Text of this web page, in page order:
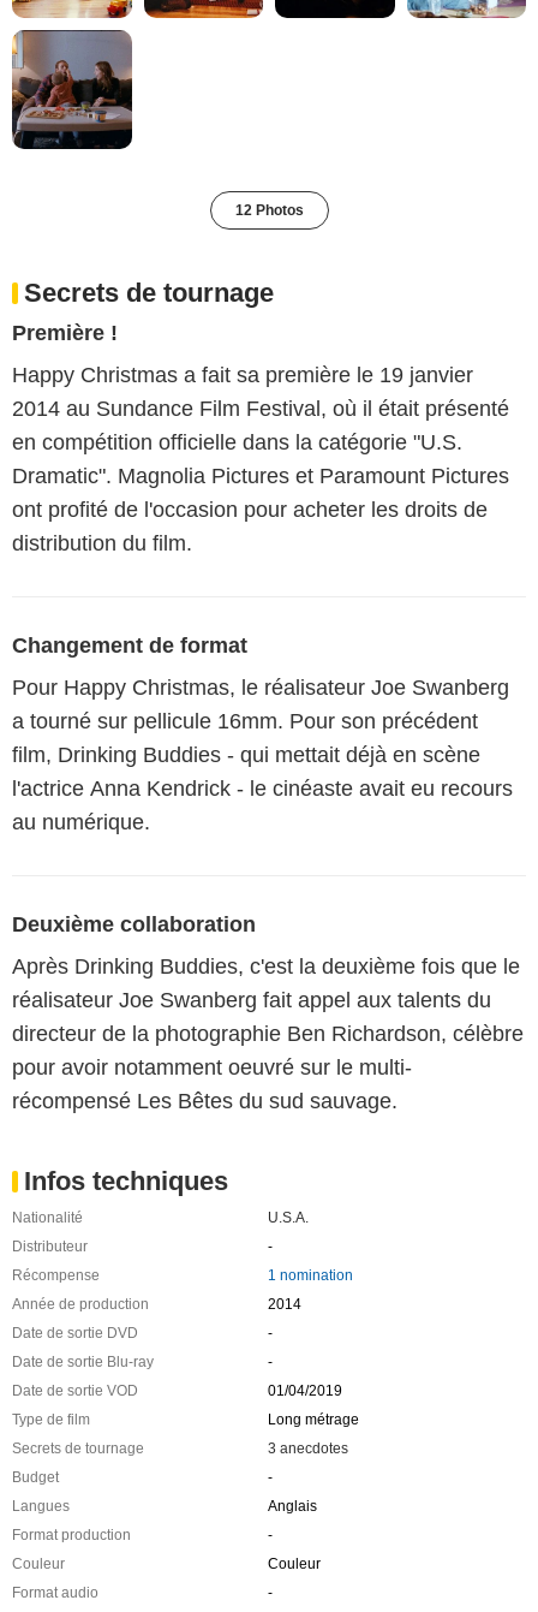
12 Photos
Secrets de tournage
Première !
Happy Christmas a fait sa première le 19 janvier
2014 au Sundance Film Festival, où il était présenté
en compétition officielle dans la catégorie "U.S.
Dramatic". Magnolia Pictures et Paramount Pictures
ont profité de l'occasion pour acheter les droits de
distribution du film.
Changement de format
Pour Happy Christmas, le réalisateur Joe Swanberg
a tourné sur pellicule 16mm. Pour son précédent
film, Drinking Buddies - qui mettait déjà en scène
l'actrice Anna Kendrick - le cinéaste avait eu recours
au numérique.
Deuxième collaboration
Après Drinking Buddies, c'est la deuxième fois que le
réalisateur Joe Swanberg fait appel aux talents du
directeur de la photographie Ben Richardson, célèbre
pour avoir notamment oeuvré sur le multi-
récompensé Les Bêtes du sud sauvage.
Infos techniques
Nationalité
U.S.A.
Distributeur
-
Récompense
1 nomination
Année de production
2014
Date de sortie DVD
-
Date de sortie Blu-ray
-
Date de sortie VOD
01/04/2019
Type de film
Long métrage
Secrets de tournage
3 anecdotes
Budget
-
Langues
Anglais
Format production
-
Couleur
Couleur
Format audio
-